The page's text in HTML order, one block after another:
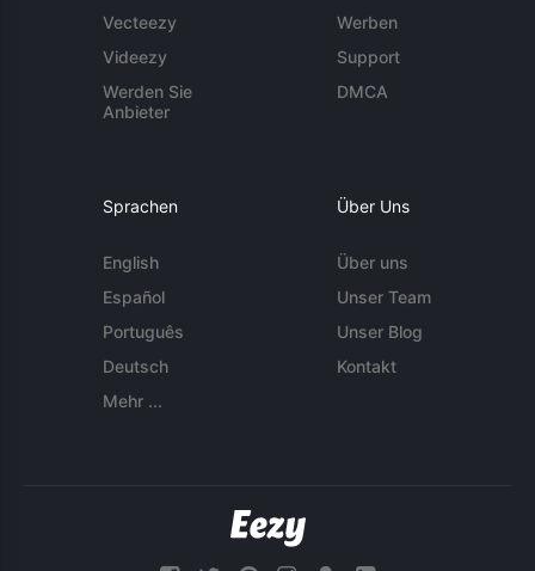
Vecteezy
Videezy
Werden Sie
Anbieter
Werben
Support
DMCA
Sprachen
English
Español
Português
Deutsch
Mehr ...
Über Uns
Über uns
Unser Team
Unser Blog
Kontakt